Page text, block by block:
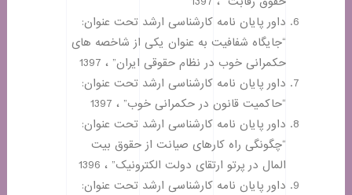
داور پایان نامه کارشناسی ارشد تحت عنوان:
“جایگاه شفافیت به عنوان یکی از شاخصه های
حکمرانی خوب در نظام حقوقی ایران” ، 1397
داور پایان نامه کارشناسی ارشد تحت عنوان:
“حاکمیت قانون در حکمرانی خوب” ، 1397
داور پایان نامه کارشناسی ارشد تحت عنوان:
“چگونگی راه کارهای صیانت از حقوق بیت
المال در پرتو ارتقای دولت الکترونیک” ، 1396
داور پایان نامه کارشناسی ارشد تحت عنوان: